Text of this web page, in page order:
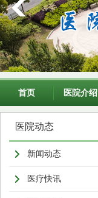
首页 医院介绍
医院动态
新闻动态
医疗快讯